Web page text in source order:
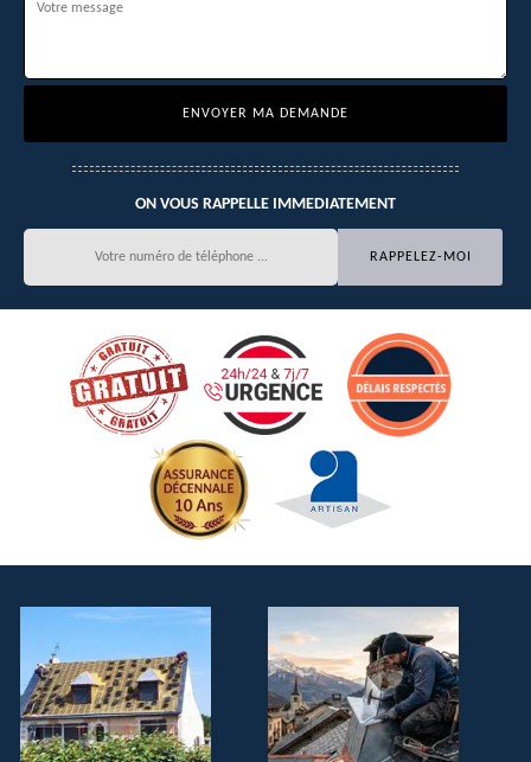
ON VOUS RAPPELLE IMMEDIATEMENT